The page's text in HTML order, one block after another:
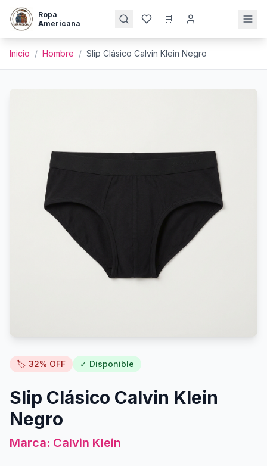
Ropa
Americana
🛒
Inicio / Hombre / Slip Clásico Calvin Klein Negro
🏷️ 32% OFF ✓ Disponible
Slip Clásico Calvin Klein
Negro
Marca: Calvin Klein